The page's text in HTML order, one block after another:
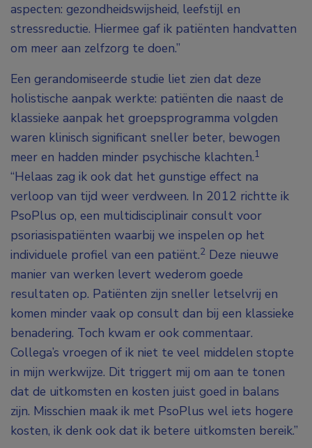
aspecten: gezondheidswijsheid, leefstijl en
stressreductie. Hiermee gaf ik patiënten handvatten
om meer aan zelfzorg te doen.”
Een gerandomiseerde studie liet zien dat deze
holistische aanpak werkte: patiënten die naast de
klassieke aanpak het groepsprogramma volgden
waren klinisch significant sneller beter, bewogen
meer en hadden minder psychische klachten.1
“Helaas zag ik ook dat het gunstige effect na
verloop van tijd weer verdween. In 2012 richtte ik
PsoPlus op, een multidisciplinair consult voor
psoriasispatiënten waarbij we inspelen op het
individuele profiel van een patiënt.2 Deze nieuwe
manier van werken levert wederom goede
resultaten op. Patiënten zijn sneller letselvrij en
komen minder vaak op consult dan bij een klassieke
benadering. Toch kwam er ook commentaar.
Collega’s vroegen of ik niet te veel middelen stopte
in mijn werkwijze. Dit triggert mij om aan te tonen
dat de uitkomsten en kosten juist goed in balans
zijn. Misschien maak ik met PsoPlus wel iets hogere
kosten, ik denk ook dat ik betere uitkomsten bereik.”